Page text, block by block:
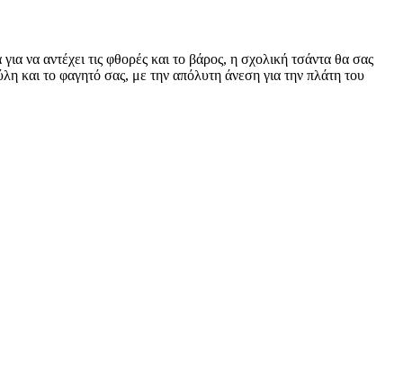
να αντέχει τις φθορές και το βάρος, η σχολική τσάντα θα σας
και το φαγητό σας, με την απόλυτη άνεση για την πλάτη του